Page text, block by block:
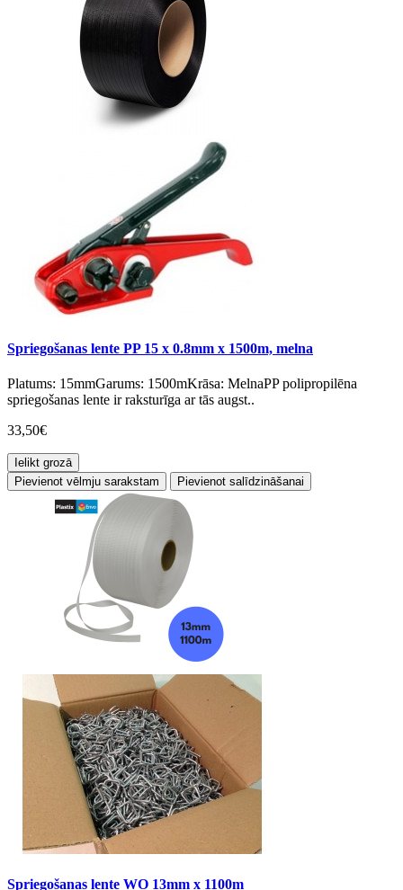
Spriegošanas lente PP 15 x 0.8mm x 1500m, melna
Platums: 15mmGarums: 1500mKrāsa: MelnaPP polipropilēna
spriegošanas lente ir raksturīga ar tās augst..
33,50€
Ielikt grozā
Pievienot vēlmju sarakstam
Pievienot salīdzināšanai
Spriegošanas lente WO 13mm x 1100m